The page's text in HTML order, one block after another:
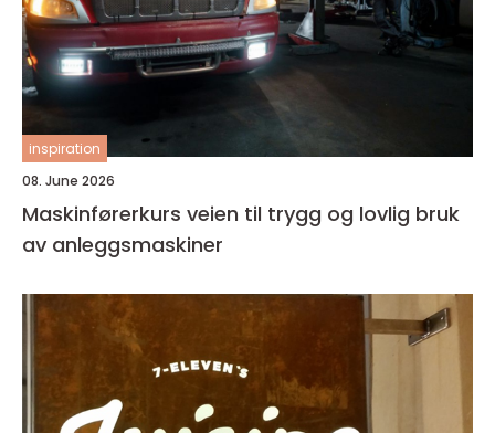
inspiration
08. June 2026
Maskinførerkurs veien til trygg og lovlig bruk
av anleggsmaskiner